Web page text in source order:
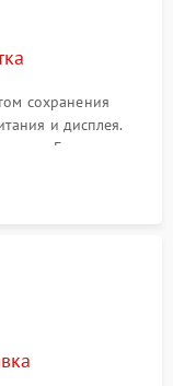
сохранения
и дисплея.
пыли. Бережная